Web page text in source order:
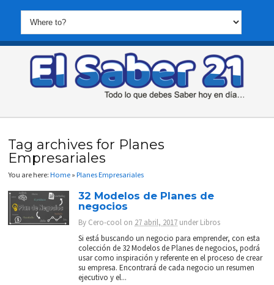
Tag archives for Planes
Empresariales
You are here:Home »Planes Empresariales
32 Modelos de Planes de
negocios
By Cero-cool on 27 abril, 2017 underLibros
Si está buscando un negocio para emprender, con esta
colección de 32 Modelos de Planes de negocios, podrá
usar como inspiración y referente en el proceso de crear
su empresa. Encontrará de cada negocio un resumen
ejecutivo y el...